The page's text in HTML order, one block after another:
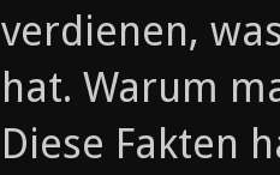
verdienen,
hat. Warum
Diese Fakten